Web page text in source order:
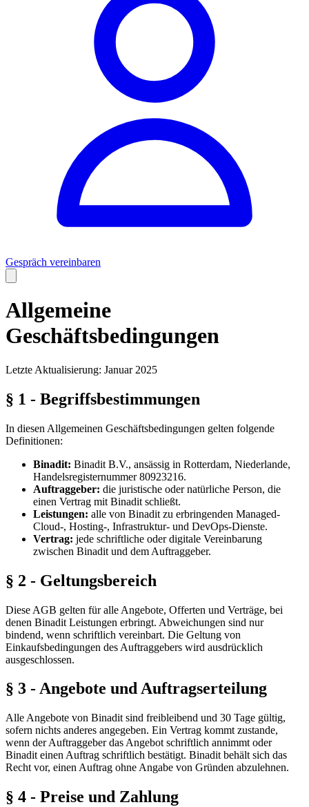
Gespräch vereinbaren
Allgemeine
Geschäftsbedingungen
Letzte Aktualisierung: Januar 2025
§ 1 - Begriffsbestimmungen
In diesen Allgemeinen Geschäftsbedingungen gelten folgende
Definitionen:
Binadit: Binadit B.V., ansässig in Rotterdam, Niederlande,
Handelsregisternummer 80923216.
Auftraggeber: die juristische oder natürliche Person, die
einen Vertrag mit Binadit schließt.
Leistungen: alle von Binadit zu erbringenden Managed-
Cloud-, Hosting-, Infrastruktur- und DevOps-Dienste.
Vertrag: jede schriftliche oder digitale Vereinbarung
zwischen Binadit und dem Auftraggeber.
§ 2 - Geltungsbereich
Diese AGB gelten für alle Angebote, Offerten und Verträge, bei
denen Binadit Leistungen erbringt. Abweichungen sind nur
bindend, wenn schriftlich vereinbart. Die Geltung von
Einkaufsbedingungen des Auftraggebers wird ausdrücklich
ausgeschlossen.
§ 3 - Angebote und Auftragserteilung
Alle Angebote von Binadit sind freibleibend und 30 Tage gültig,
sofern nichts anderes angegeben. Ein Vertrag kommt zustande,
wenn der Auftraggeber das Angebot schriftlich annimmt oder
Binadit einen Auftrag schriftlich bestätigt. Binadit behält sich das
Recht vor, einen Auftrag ohne Angabe von Gründen abzulehnen.
§ 4 - Preise und Zahlung